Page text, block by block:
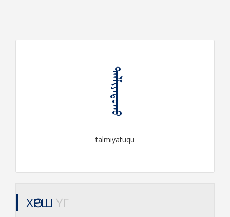
ᠲᠠᠯᠮᠢᠶᠠᠲᠤᠬᠤ
talmiyatuqu
ХӨРШ ҮГ